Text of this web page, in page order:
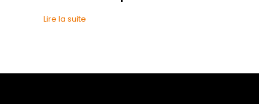
Lire la suite